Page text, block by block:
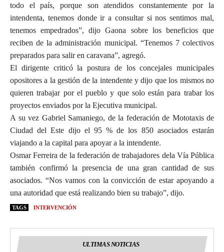
todo el país, porque son atendidos constantemente por la
intendenta, tenemos donde ir a consultar si nos sentimos mal,
tenemos empedrados”, dijo Gaona sobre los beneficios que
reciben de la administración municipal. “Tenemos 7 colectivos
preparados para salir en caravana”, agregó.
El dirigente criticó la postura de los concejales municipales
opositores a la gestión de la intendente y dijo que los mismos no
quieren trabajar por el pueblo y que solo están para trabar los
proyectos enviados por la Ejecutiva municipal.
A su vez Gabriel Samaniego, de la federación de Mototaxis de
Ciudad del Este dijo el 95 % de los 850 asociados estarán
viajando a la capital para apoyar a la intendente.
Osmar Ferreira de la federación de trabajadores dela Vía Pública
también confirmó la presencia de una gran cantidad de sus
asociados. “Nos vamos con la convicción de estar apoyando a
una autoridad que está realizando bien su trabajo”, dijo.
TAGS INTERVENCIÓN
ULTIMAS NOTICIAS